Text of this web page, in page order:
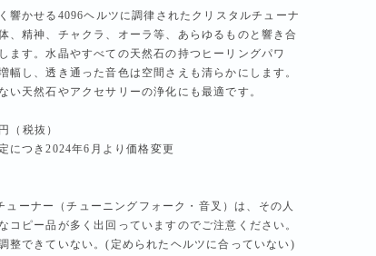
響かせる4096ヘルツに調律されたクリスタルチューナ
、精神、チャクラ、オーラ等、あらゆるものと響き合
ます。水晶やすべての天然石の持つヒーリングパワ
幅し、透き通った音色は空間さえも清らかにします。
い天然石やアクセサリーの浄化にも最適です。
（税抜）
につき2024年6月より価格変更
ューナー（チューニングフォーク・音叉）は、その人
コピー品が多く出回っていますのでご注意ください。
整できていない。(定められたヘルツに合っていない)